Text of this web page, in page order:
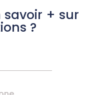
savoir + sur
?